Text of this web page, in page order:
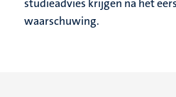
studieadvies krijgen na het
waarschuwing.